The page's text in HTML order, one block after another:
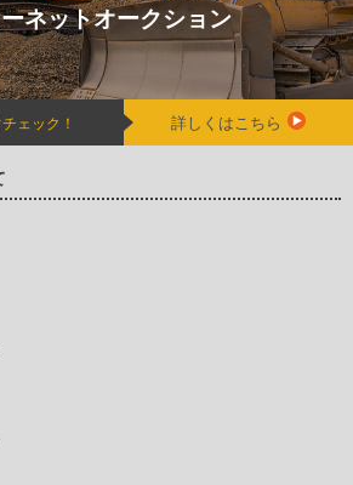
ネットオークション
ェック！ 詳しくはこちら